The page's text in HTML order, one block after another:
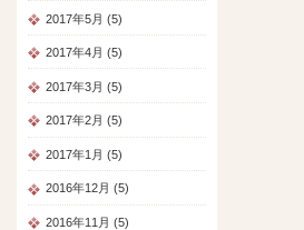
2017年5月 (5)
2017年4月 (5)
2017年3月 (5)
2017年2月 (5)
2017年1月 (5)
2016年12月 (5)
2016年11月 (5)